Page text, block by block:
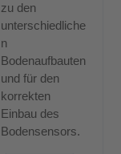
zu den
unterschiedliche
n
Bodenaufbauten
und für den
korrekten
Einbau des
Bodensensors.